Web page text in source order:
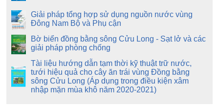
Giải pháp tổng hợp sử dụng nguồn nước vùng
Đông Nam Bộ và Phụ cận
Bờ biển đồng bằng sông Cửu Long - Sạt lở và các
giải pháp phòng chống
Tài liệu hướng dẫn tạm thời kỹ thuật trữ nước,
tưới hiệu quả cho cây ăn trái vùng Đồng bằng
sông Cửu Long (Áp dụng trong điều kiện xâm
nhập mặn mùa khô năm 2020-2021)